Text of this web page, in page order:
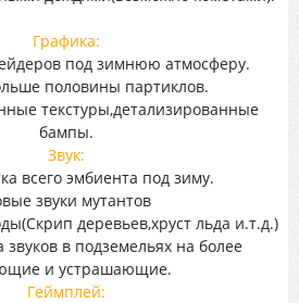
Графика:
под зимнюю атмосферу.
половины партиклов.
текстуры,детализированные
бампы.
Звук:
всего эмбиента под зиму.
звуки мутантов
деревьев,хруст льда и.т.д.)
в подземельях на более
и устрашающие.
Геймплей: